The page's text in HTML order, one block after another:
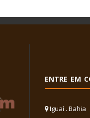
ENTRE EM
Iguaí . Bahia